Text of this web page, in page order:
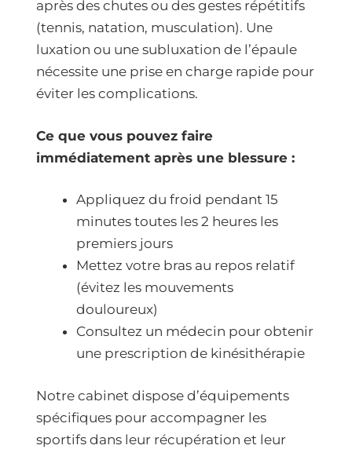
après des chutes ou des gestes répétitifs
(tennis, natation, musculation). Une
luxation ou une subluxation de l’épaule
nécessite une prise en charge rapide pour
éviter les complications.
Ce que vous pouvez faire
immédiatement après une blessure :
Appliquez du froid pendant 15
minutes toutes les 2 heures les
premiers jours
Mettez votre bras au repos relatif
(évitez les mouvements
douloureux)
Consultez un médecin pour obtenir
une prescription de kinésithérapie
Notre cabinet dispose d’équipements
spécifiques pour accompagner les
sportifs dans leur récupération et leur